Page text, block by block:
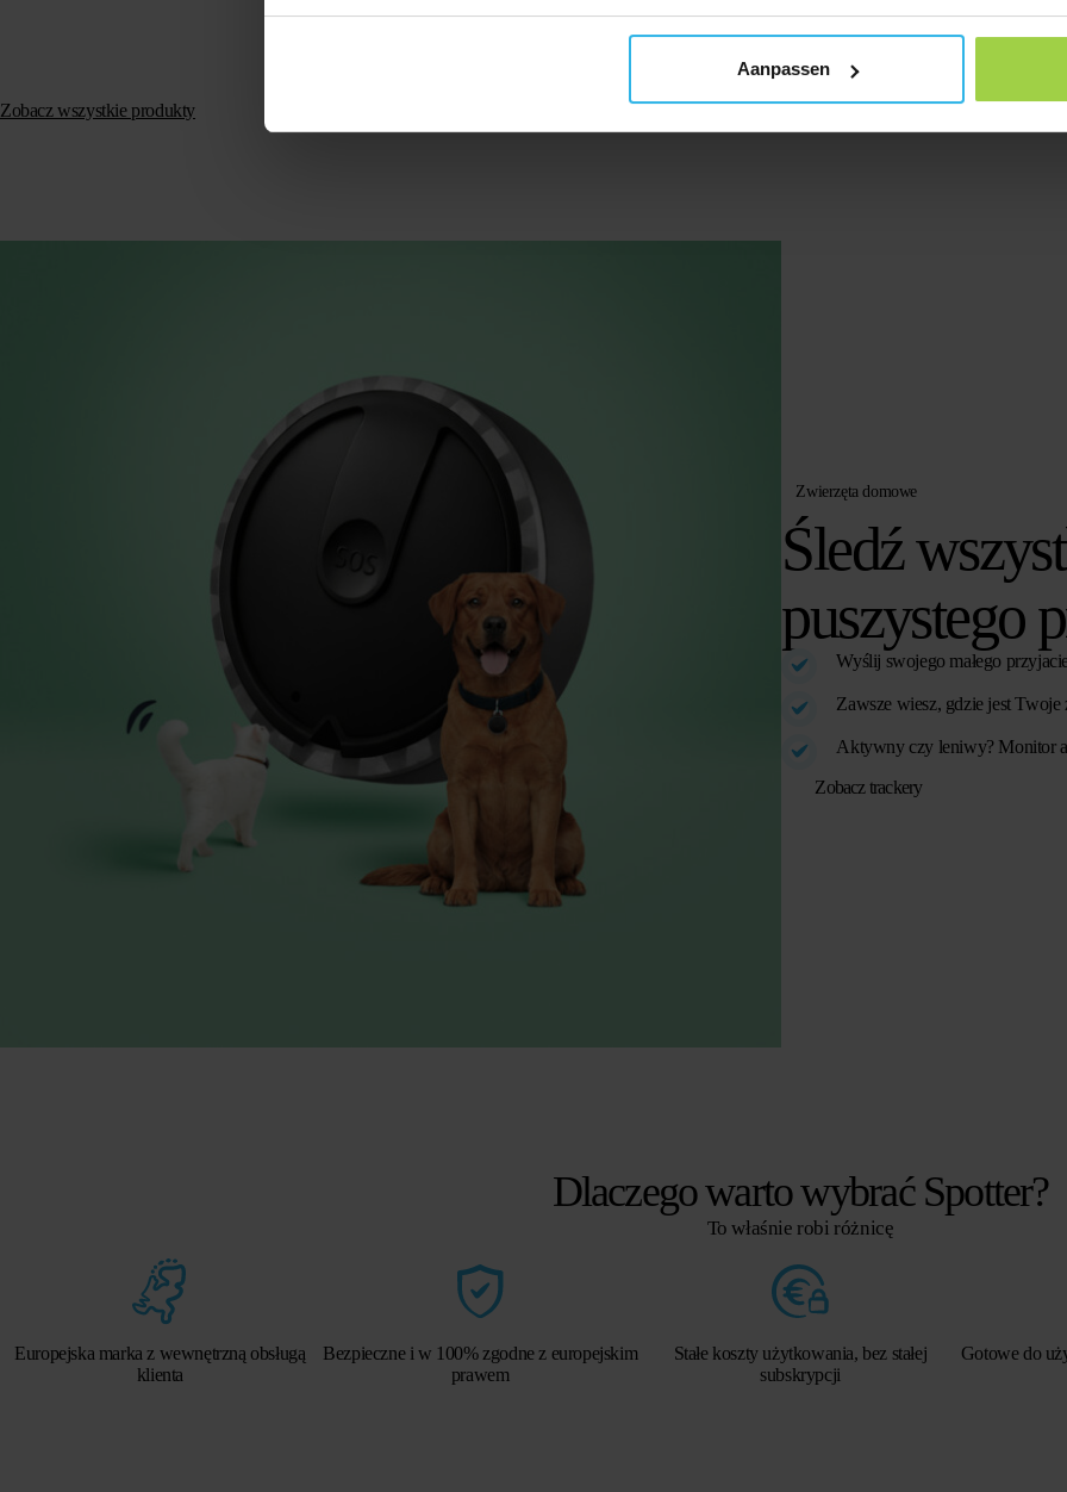
Aanpassen
Zobacz wszystkie produkty
zł 711,26.
Aktualna
wynosi:
zł 543,86.
zł
Zwierzęta domowe
Śledź
puszystego
Wyślij swojego małego
Zawsze wiesz, gdzie jest
Aktywny czy leniwy? Monitor
Zobacz trackery
Dlaczego warto wybrać Spotter?
To właśnie robi różnicę
Europejska marka z wewnętrzną obsługą
klienta
Bezpieczne i w 100% zgodne z europejskim
prawem
Stałe koszty użytkowania, bez stałej
subskrypcji
Gotowe do